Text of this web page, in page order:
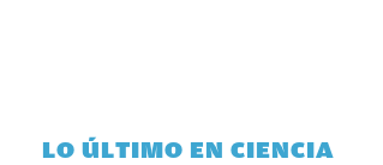
LO ÚLTIMO EN CIENCIA